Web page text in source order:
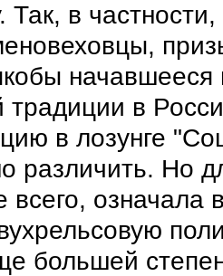
Так, в
начавшееся
традиции в
в лозунге
различить. Но
всего, означала
большей